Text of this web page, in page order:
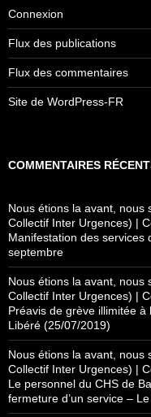
Connexion
Flux des publications
Flux des commentaires
Site de WordPress-FR
COMMENTAIRES
Nous étions la avant, nous
Collectif Inter Urgences) |
Manifestation des services
septembre
Nous étions la avant, nous
Collectif Inter Urgences) |
Préavis de grève illimitée à
Libéré (25/07/2019)
Nous étions la avant, nous
Collectif Inter Urgences) |
Le personnel du CHS de
fermeture d’un service –